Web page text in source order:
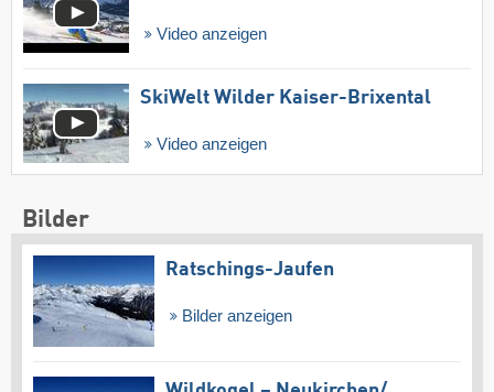
Video anzeigen
SkiWelt Wilder Kaiser-Brixental
Video anzeigen
Bilder
Ratschings-Jaufen
Bilder anzeigen